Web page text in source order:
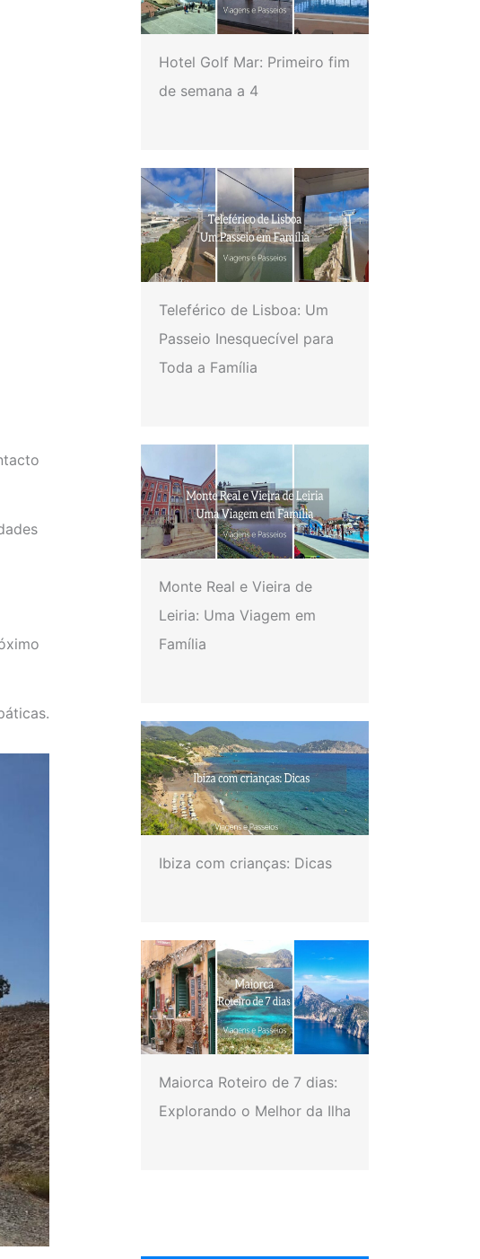
Hotel Golf Mar: Primeiro fim
de semana a 4
Teleférico de Lisboa: Um
Passeio Inesquecível para
Toda a Família
Monte Real e Vieira de
Leiria: Uma Viagem em
Família
Ibiza com crianças: Dicas
Maiorca Roteiro de 7 dias:
Explorando o Melhor da Ilha